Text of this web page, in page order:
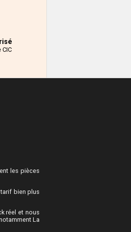
CIC
les pièces
bien plus
réel et nous
La